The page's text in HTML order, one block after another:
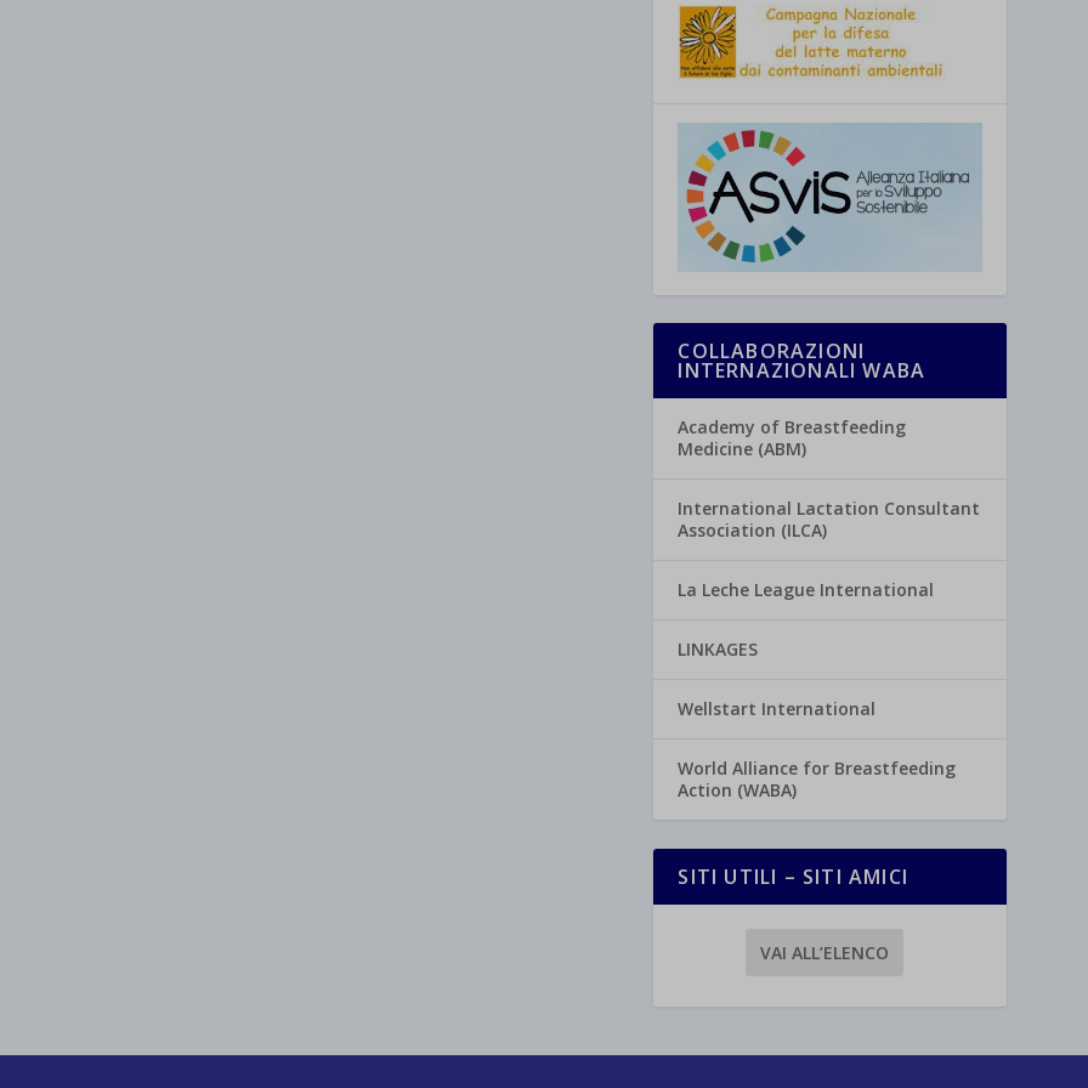
COLLABORAZIONI
INTERNAZIONALI WABA
Academy of Breastfeeding
Medicine (ABM)
International Lactation Consultant
Association (ILCA)
La Leche League International
LINKAGES
Wellstart International
World Alliance for Breastfeeding
Action (WABA)
SITI UTILI – SITI AMICI
VAI ALL’ELENCO